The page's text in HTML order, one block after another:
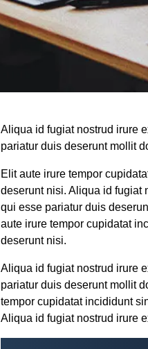
Aliqua id fugiat nostrud irure
pariatur duis deserunt mollit
Elit aute irure tempor
deserunt nisi. Aliqua id fugiat
qui esse pariatur duis
aute irure tempor cupidatat
deserunt nisi.
Aliqua id fugiat nostrud irure
pariatur duis deserunt mollit
tempor cupidatat incididunt
Aliqua id fugiat nostrud irure